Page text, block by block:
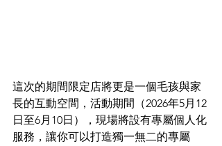
這次的期間限定店將更是一個毛孩與家
長的互動空間，活動期間（2026年5月12
日至6月10日），現場將設有專屬個人化
服務，讓你可以打造獨一無二的專屬